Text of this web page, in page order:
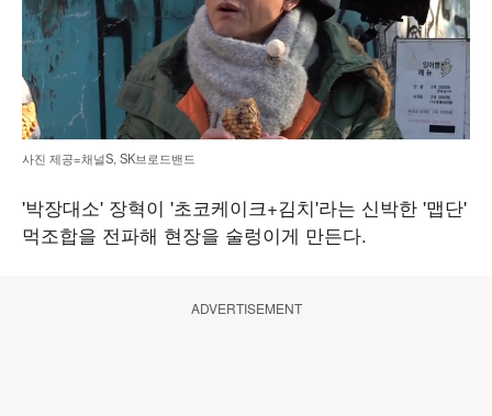
사진 제공=채널S, SK브로드밴드
'박장대소' 장혁이 '초코케이크+김치'라는 신박한 '맵단'
먹조합을 전파해 현장을 술렁이게 만든다.
ADVERTISEMENT